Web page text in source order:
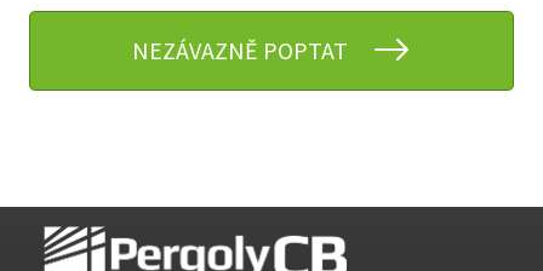
NEZÁVAZNĚ POPTAT